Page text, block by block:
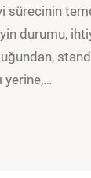
sürecinin
durumu,
yerine,…